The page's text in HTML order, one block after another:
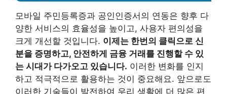
모바일 주민등록증과 공인인증서의 연동은 향후 다
양한 서비스의 효율성을 높이고, 사용자 편의성을
크게 개선할 것입니다. 이제는 한번의 클릭으로 신
분을 증명하고, 안전하게 금융 거래를 진행할 수 있
는 시대가 다가오고 있습니다. 이러한 변화를 인지
하고 적극적으로 활용하는 것이 중요해요. 앞으로도
이러한 기술들이 발전하여 우리 생활에 더 많은 편